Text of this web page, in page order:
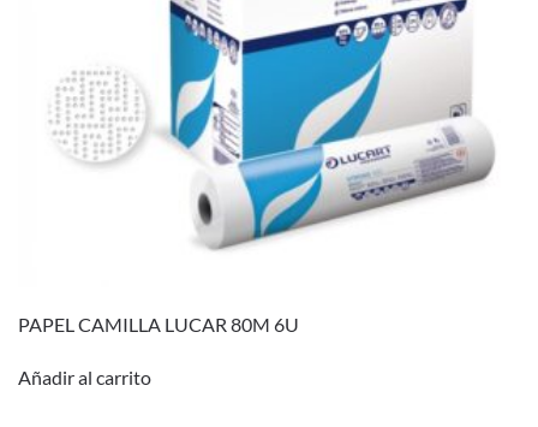
PAPEL CAMILLA LUCAR 80M 6U
Añadir al carrito